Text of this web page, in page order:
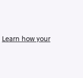
Learn how your